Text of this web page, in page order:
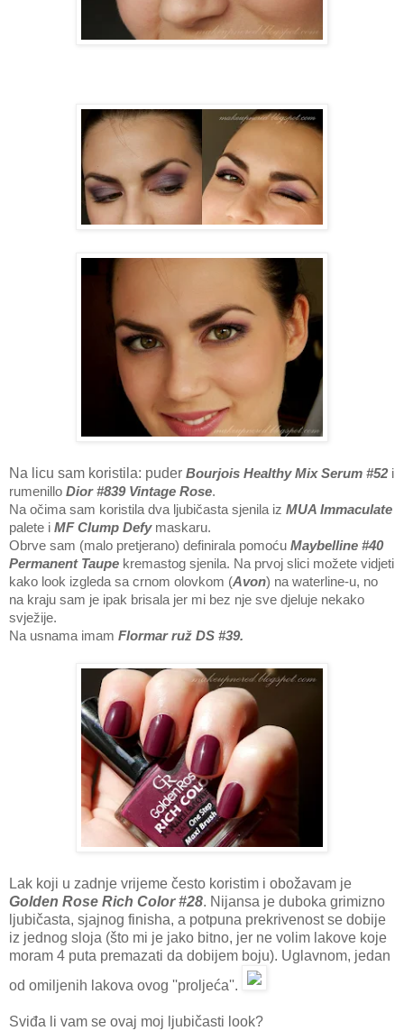
Na licu sam koristila: puder Bourjois Healthy Mix Serum #52 i
rumenillo Dior #839 Vintage Rose.
Na očima sam koristila dva ljubičasta sjenila iz MUA Immaculate
palete i MF Clump Defy maskaru.
Obrve sam (malo pretjerano) definirala pomoću Maybelline #40
Permanent Taupe kremastog sjenila. Na prvoj slici možete vidjeti
kako look izgleda sa crnom olovkom (Avon) na waterline-u, no
na kraju sam je ipak brisala jer mi bez nje sve djeluje nekako
svježije.
Na usnama imam Flormar ruž DS #39.
Lak koji u zadnje vrijeme često koristim i obožavam je
Golden Rose Rich Color #28. Nijansa je duboka grimizno
ljubičasta, sjajnog finisha, a potpuna prekrivenost se dobije
iz jednog sloja (što mi je jako bitno, jer ne volim lakove koje
moram 4 puta premazati da dobijem boju). Uglavnom, jedan
od omiljenih lakova ovog ''proljeća''.
Sviđa li vam se ovaj moj ljubičasti look?